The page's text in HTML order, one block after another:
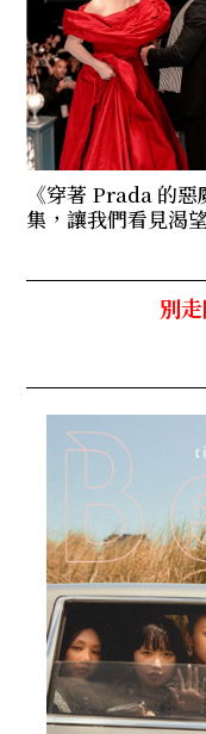
《穿著 Prada 的
集，讓我們看見渴
別